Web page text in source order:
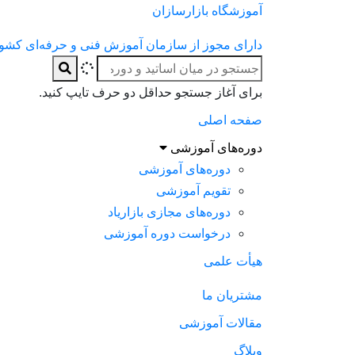
آموزشگاه بازارسازان
دارای مجوز از سازمان آموزش فنی و حرفه‌ای
برای آغاز جستجو حداقل دو حرف تایپ کنید.
صفحه اصلی
دوره‌های آموزشی
دوره‌های آموزشی
تقویم آموزشی
دوره‌های مجازی بازاریاد
درخواست دوره آموزشی
هیأت علمی
مشتریان ما
مقالات آموزشی
وبلاگ